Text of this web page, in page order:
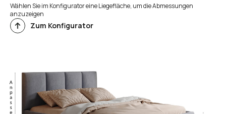
Wählen Sie im Konfigurator eine Liegefläche, um die Abmessungen
anzuzeigen
Zum Konfigurator